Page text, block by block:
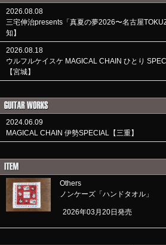
2026.08.08
三宅伸治presents「真夏の夢2026〜名古屋
知】
2026.08.18
ウルフルケイスケ MAGICAL CHAIN ひとり
【宮城】
2024.06.09
​MAGICAL CHAIN 伊勢SPECIAL【三重】
Others
ノンケーズ「ハンドタオル」
2026年03月20日発売